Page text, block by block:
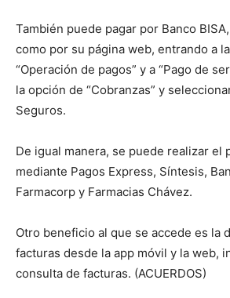
También puede pagar por Banco
como por su página web, entrando a
“Operación de pagos” y a “Pago de
la opción de “Cobranzas” y
Seguros.
De igual manera, se puede realizar el
mediante Pagos Express, Síntesis,
Farmacorp y Farmacias Chávez.
Otro beneficio al que se accede es la
facturas desde la app móvil y la web,
consulta de facturas. (ACUERDOS)